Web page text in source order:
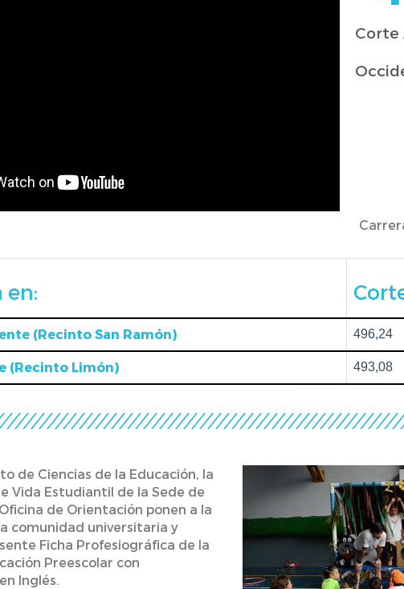
Corte
en:
(Recinto San Ramón) 496,24
(Recinto Limón) 493,08
de Ciencias de la Educación, la
Vida Estudiantil de la Sede de
de Orientación ponen a la
comunidad universitaria y
Ficha Profesiográfica de la
Preescolar con
Inglés.